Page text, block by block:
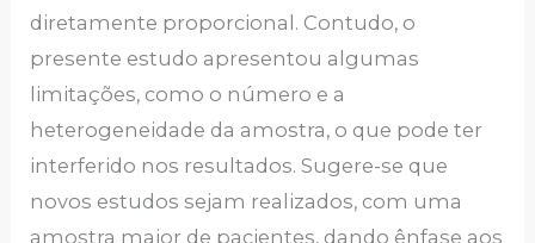
diretamente proporcional. Contudo, o
presente estudo apresentou algumas
limitações, como o número e a
heterogeneidade da amostra, o que pode ter
interferido nos resultados. Sugere-se que
novos estudos sejam realizados, com uma
amostra maior de pacientes, dando ênfase aos